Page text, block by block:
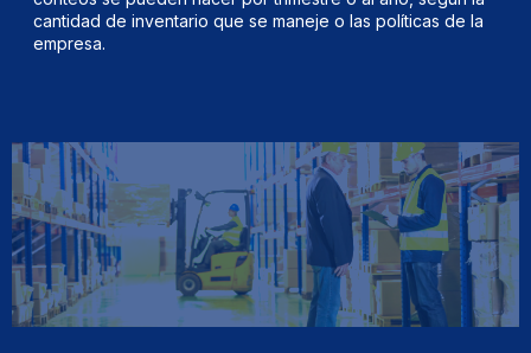
cantidad de inventario que se maneje o las políticas de la
empresa.